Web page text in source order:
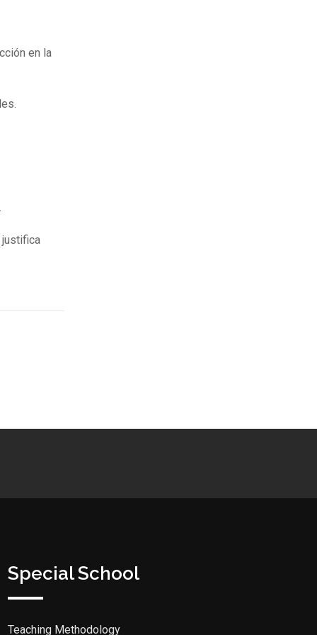
en la
justifica
Special School
Teaching Methodology